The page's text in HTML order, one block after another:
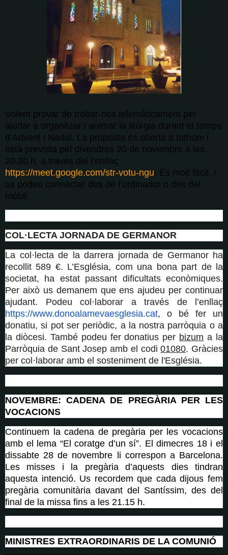
Volem provar de trobar-nos telemàticament per
ajudar a organitzar i animar la litúrgia durant el temps
d’Advent i Nadal. La proposta és oberta a tothom i
està prevista pel divendres 20 de novembre a les
20.30 h, a través del l’enllaç
https://meet.google.com/str-votu-ngu. És molt fàcil, i
us podeu connectar des de l’ordinador o des del
mòbil.
COL·LECTA JORNADA DE GERMANOR
La col·lecta de la darrera jornada de Germanor ha
recollit 589 €. L’Església, com una bona part de la
societat, ha estat passant dificultats econòmiques.
Per això us demanem que ens ajudeu per continuar
ajudant. Podeu col·laborar a través de l’enllaç
https://www.donoalamevaesglesia.cat, o bé fer un
donatiu, si pot ser periòdic, a la nostra parròquia o a
la diòcesi. També podeu fer donatius per bizum a la
Parròquia de Sant Josep amb el codi01080. Gràcies
per col·laborar amb el sosteniment de l'Església.
NOVEMBRE: CADENA DE PREGÀRIA PER LES
VOCACIONS
Continuem la cadena de pregària per les vocacions
amb el lema “El coratge d’un sí”. Eldimecres 18 i el
dissabte 28 de novembre li correspon a Barcelona.
Les misses i la pregària d’aquests dies tindran
aquesta intenció. Us recordem que cada dijous fem
pregària comunitària davant del Santíssim, des del
final de la missa fins a les 21.15 h.
MINISTRES EXTRAORDINARIS DE LA COMUNIÓ